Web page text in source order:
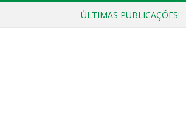
ÚLTIMAS PUBLICAÇÕES: